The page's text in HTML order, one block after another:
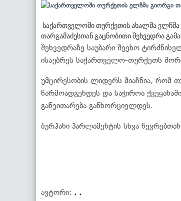
საქართველოში თურქეთის ახალმა
თარგამაძესთან გაცნობითი შეხვედრა
შეხვედრაზე საუბარი შეეხო
ისაუბრეს საქართველო-თურქეთს
უმცირესობის ლიდერს მიაჩნია, რომ
წარმოადგენდეს და საჭიროა
განვითარება განხორციელდეს.
ბურჰანი პარლამენტის სხვა
ავტორი: . .